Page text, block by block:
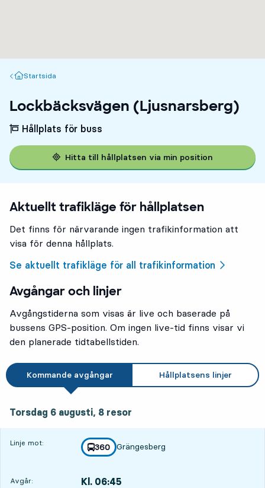
Startsida
Startsida
Lockbäcksvägen (Ljusnarsberg)
Hållplats för buss
Hitta till hållplatsen via min position
Aktuellt trafikläge för hållplatsen
Det finns för närvarande ingen trafikinformation att
visa för denna hållplats.
Se aktuellt trafikläge för all trafikinformation
Avgångar och linjer
Avgångstiderna som visas är live och baserade på
bussens GPS-position. Om ingen live-tid finns visar vi
den planerade tidtabellstiden.
Kommande avgångar Hållplatsens linjer
Torsdag 6 augusti, 8 resor
Linje mot: linje
360
mot
Grängesberg
,
Avgår: Kl. 06:45